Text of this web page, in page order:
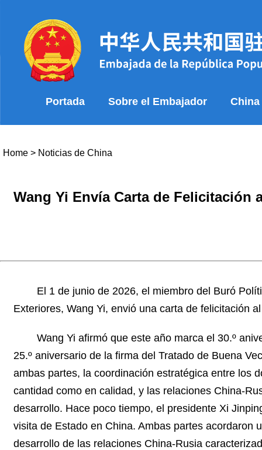
Portada Sobre el Embajador China
Home > Noticias de China
Wang Yi Envía Carta de Felicitación
El 1 de junio de 2026, el miembro del Buró
Exteriores, Wang Yi, envió una carta de felicitación
Wang Yi afirmó que este año marca el 30.º
25.º aniversario de la firma del Tratado de Buena
ambas partes, la coordinación estratégica entre los
cantidad como en calidad, y las relaciones China-
desarrollo. Hace poco tiempo, el presidente Xi
visita de Estado en China. Ambas partes acordaron
desarrollo de las relaciones China-Rusia